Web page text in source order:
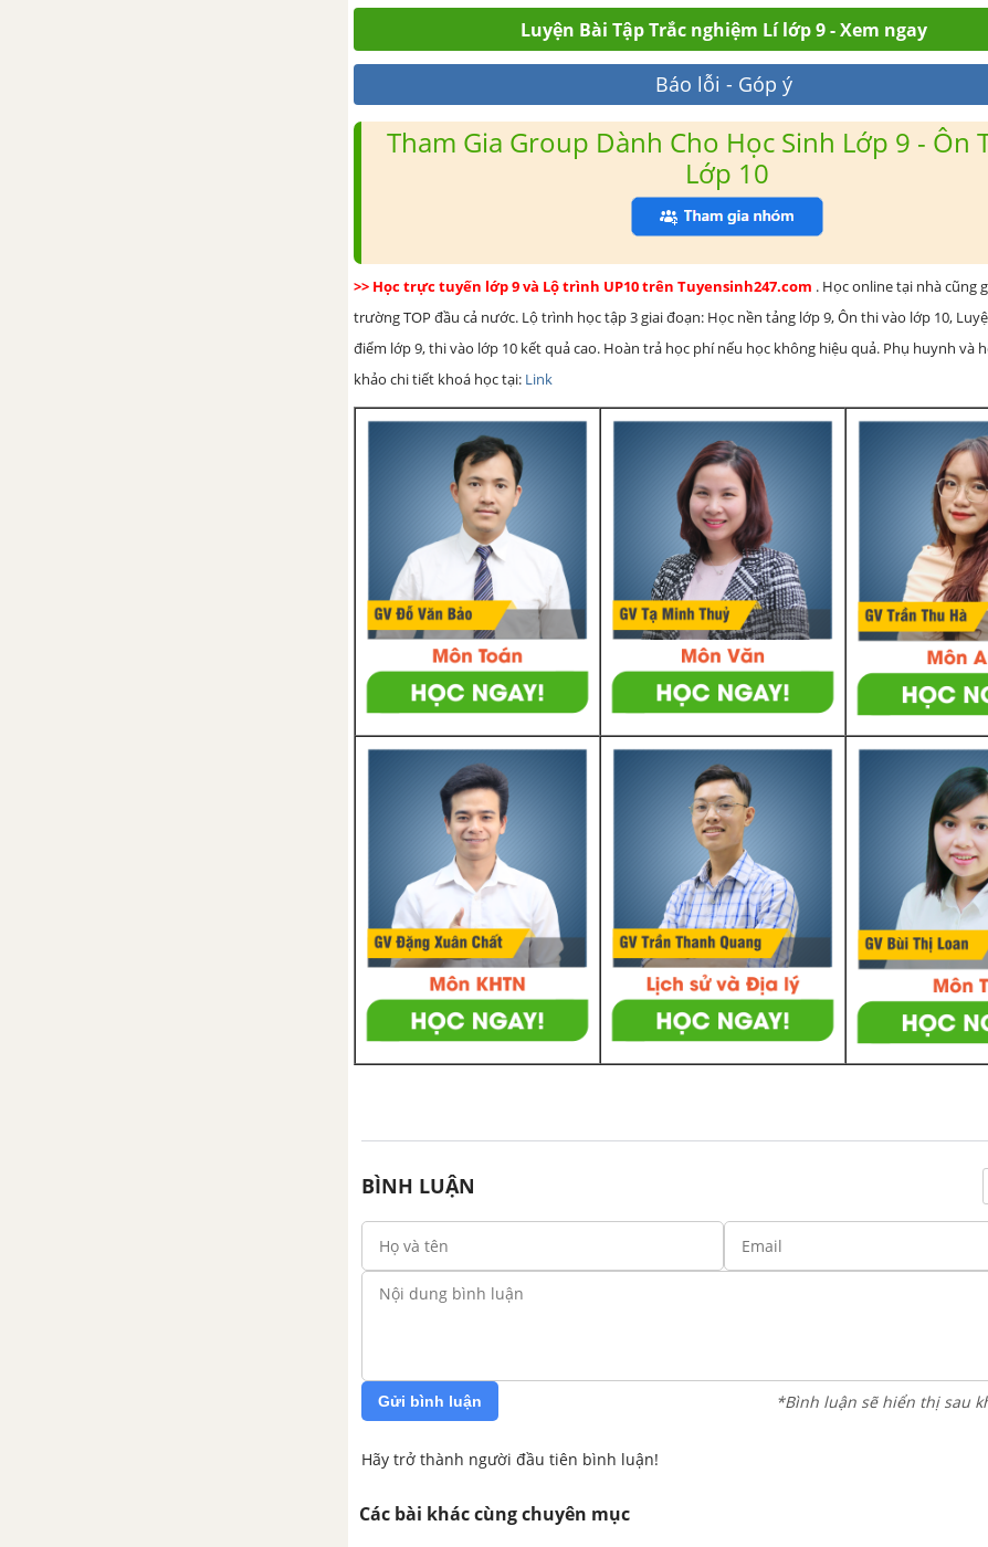
Luyện Bài Tập Trắc nghiệm Lí lớp 9 - Xem ngay
Báo lỗi - Góp ý
Tham Gia Group Dành Cho Học Sinh Lớp 9 - Ôn
Lớp 10
>> Học trực tuyến lớp 9 và Lộ trình UP10 trên Tuyensinh247.com . Học online tại nhà cũng
trường TOP đầu cả nước. Lộ trình học tập 3 giai đoạn: Học nền tảng lớp 9, Ôn thi vào lớp 10,
điểm lớp 9, thi vào lớp 10 kết quả cao. Hoàn trả học phí nếu học không hiệu quả. Phụ huynh và
khảo chi tiết khoá học tại: Link
BÌNH LUẬN
Gửi bình luận *Bình luận sẽ hiển thị sau
Hãy trở thành người đầu tiên bình luận!
Các bài khác cùng chuyên mục